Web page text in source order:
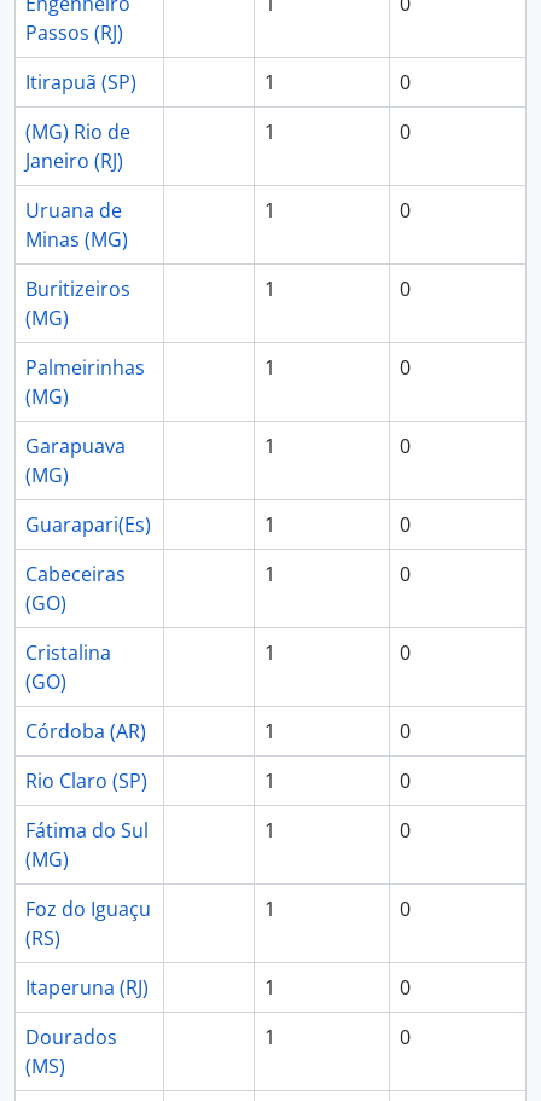
Passos (RJ)
Itirapuã (SP) 1
0
(MG) Rio de
Janeiro (RJ)
1 0
Uruana de
Minas (MG)
1 0
Buritizeiros
(MG)
1 0
Palmeirinhas
(MG)
1 0
Garapuava
(MG)
1 0
Guarapari(Es) 1
0
Cabeceiras
(GO)
1 0
Cristalina
(GO)
1 0
Córdoba (AR) 1
0
Rio Claro (SP)
1
0
Fátima do Sul
(MG)
1 0
Foz do Iguaçu
(RS)
1 0
Itaperuna (RJ) 1
0
Dourados
(MS)
1 0